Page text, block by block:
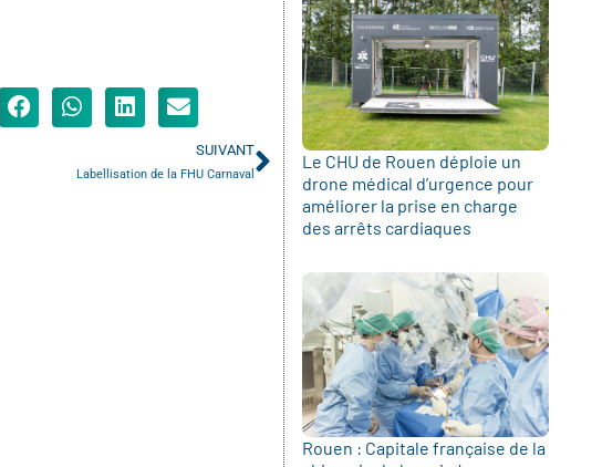
SUIVANT
Labellisation de la FHU Carnaval
Le CHU de Rouen déploie un
drone médical d’urgence pour
améliorer la prise en charge
des arrêts cardiaques
Rouen : Capitale française de la